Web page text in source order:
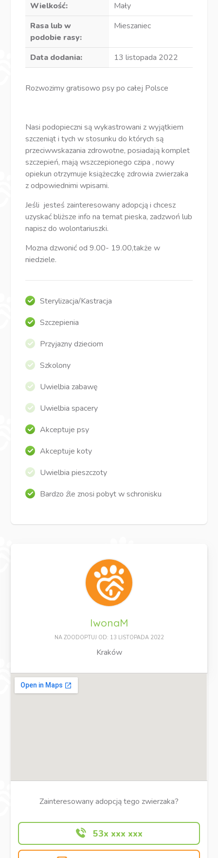
Wielkość:
Mały
Rasa lub w
podobie rasy:
Mieszaniec
Data dodania: 13 listopada 2022
Rozwozimy gratisowo psy po całej Polsce
Nasi podopieczni są wykastrowani z wyjątkiem
szczeniąt i tych w stosunku do których są
przeciwwskazania zdrowotne, posiadają komplet
szczepień, mają wszczepionego czipa , nowy
opiekun otrzymuje książeczkę zdrowia zwierzaka
z odpowiednimi wpisami.
Jeśli jesteś zainteresowany adopcją i chcesz
uzyskać bliższe info na temat pieska, zadzwoń lub
napisz do wolontariuszki.
Mozna dzwonić od 9.00- 19.00,także w
niedziele.
Sterylizacja/Kastracja
Szczepienia
Przyjazny dzieciom
Szkolony
Uwielbia zabawę
Uwielbia spacery
Akceptuje psy
Akceptuje koty
Uwielbia pieszczoty
Bardzo źle znosi pobyt w schronisku
IwonaM
NA ZOODOPTUJ OD: 13 LISTOPADA 2022
Kraków
Zainteresowany adopcją tego zwierzaka?
53x xxx xxx